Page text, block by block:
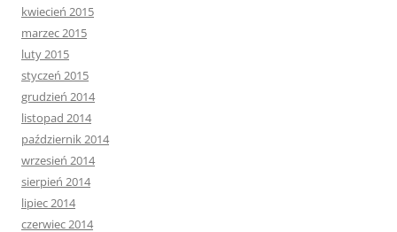
kwiecień 2015
marzec 2015
luty 2015
styczeń 2015
grudzień 2014
listopad 2014
październik 2014
wrzesień 2014
sierpień 2014
lipiec 2014
czerwiec 2014